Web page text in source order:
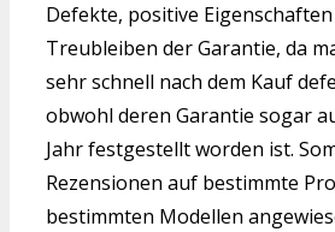
Defekte, positive
Treubleiben der Garantie, da
sehr schnell nach dem Kauf
obwohl deren Garantie sogar
Jahr festgestellt worden ist.
Rezensionen auf bestimmte
bestimmten Modellen